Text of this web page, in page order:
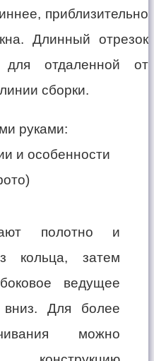
приблизительно
Длинный отрезок
для отдаленной от
сборки.
полотно и
кольца, затем
ведущее
Для более
можно